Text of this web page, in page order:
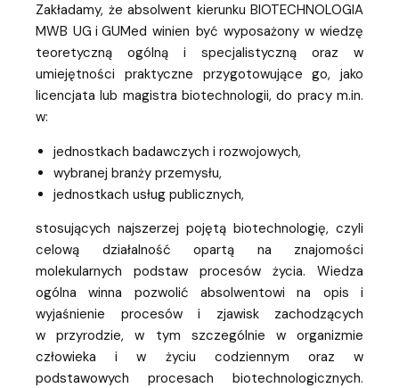
Zakładamy, że absolwent kierunku BIOTECHNOLOGIA
MWB UG i GUMed winien być wyposażony w wiedzę
teoretyczną ogólną i specjalistyczną oraz w
umiejętności praktyczne przygotowujące go, jako
licencjata lub magistra biotechnologii, do pracy m.in.
w:
jednostkach badawczych i rozwojowych,
wybranej branży przemysłu,
jednostkach usług publicznych,
stosujących najszerzej pojętą biotechnologię, czyli
celową działalność opartą na znajomości
molekularnych podstaw procesów życia. Wiedza
ogólna winna pozwolić absolwentowi na opis i
wyjaśnienie procesów i zjawisk zachodzących
w przyrodzie, w tym szczególnie w organizmie
człowieka i w życiu codziennym oraz w
podstawowych procesach biotechnologicznych.